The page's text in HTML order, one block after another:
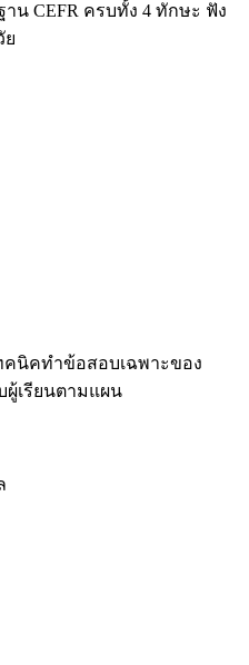
น CEFR ครบทั้ง 4 ทักษะ ฟัง
ย
คนิคทำข้อสอบเฉพาะของ
ผู้เรียนตามแผน